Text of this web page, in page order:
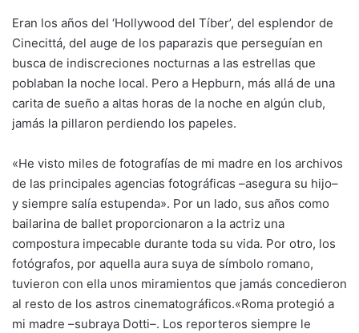
Eran los años del ‘Hollywood del Tíber’, del esplendor de
Cinecittá, del auge de los paparazis que perseguían en
busca de indiscreciones nocturnas a las estrellas que
poblaban la noche local. Pero a Hepburn, más allá de una
carita de sueño a altas horas de la noche en algún club,
jamás la pillaron perdiendo los papeles.
«He visto miles de fotografías de mi madre en los archivos
de las principales agencias fotográficas –asegura su hijo–
y siempre salía estupenda». Por un lado, sus años como
bailarina de ballet proporcionaron a la actriz una
compostura impecable durante toda su vida. Por otro, los
fotógrafos, por aquella aura suya de símbolo romano,
tuvieron con ella unos miramientos que jamás concedieron
al resto de los astros cinematográficos.«Roma protegió a
mi madre –subraya Dotti–. Los reporteros siempre le